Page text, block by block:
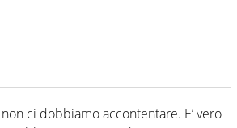
ci dobbiamo accontentare. E’ vero